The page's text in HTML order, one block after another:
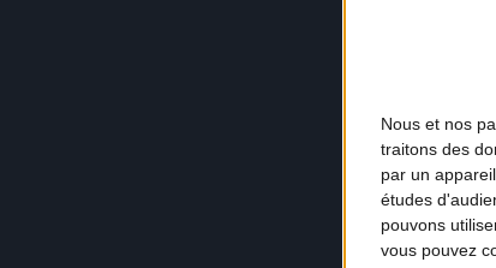
Nous et nos
traitons des
par un
études
pouvons
vous pouvez